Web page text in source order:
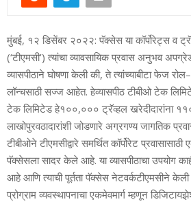
मुंबई, १२ डिसेंबर २०२२: पॅक्सेस या कॉर्पोरेट्स व ट्रॅ
(‘टीएमसी’) त्यांचा व्यावसायिक प्रवास अनुभव
व्यासपीठाने घोषणा केली की, ते त्यांच्याबीटा फेज रोल–
लॉन्चसाठी सज्ज आहेत. हेव्यासपीठ टीबीओ टेक
टेक लिमिटेड हे१००,००० ट्रॅव्हल खरेदीदारांना
लाखोपुरवठादारांशी जोडणारे अग्रगण्य जागतिक
टीबीओने टीएमसीद्वारे समर्थित कॉर्पोरेट प्रवासासाठी
पॅक्सेसला सादर केले आहे. या व्यासपीठाचा उपयोग
आहे आणि त्याची पूर्तता पॅक्सेस नेटवर्कटीएमसीने केली
प्रोग्राम व्यवस्थापनाचा एकमेवमार्ग म्हणून